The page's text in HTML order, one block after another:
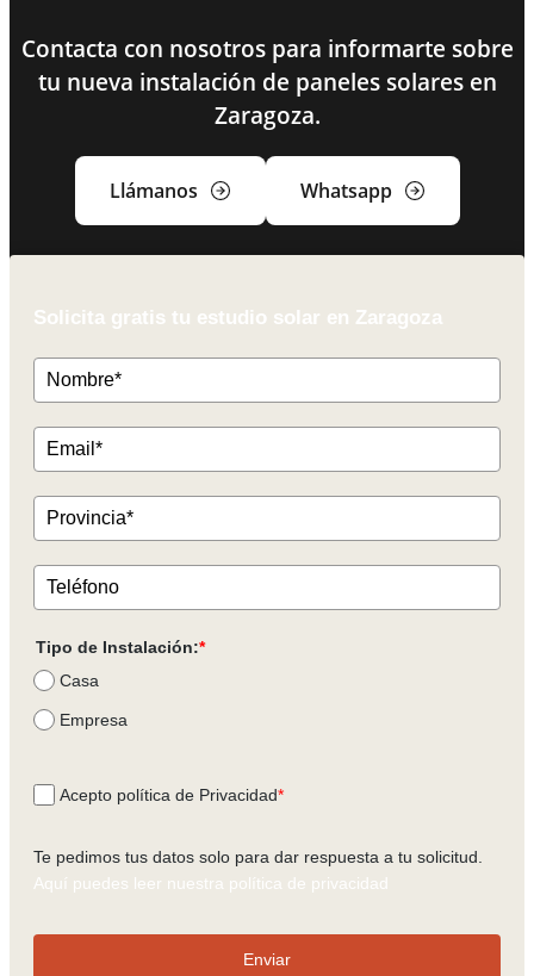
Contacta con nosotros para informarte sobre
tu nueva instalación de paneles solares en
Zaragoza.
Llámanos Whatsapp
Solicita gratis tu estudio solar en Zaragoza
Tipo de Instalación:*
Casa
Empresa
Acepto política de Privacidad*
Te pedimos tus datos solo para dar respuesta a tu solicitud.
Aquí puedes leer nuestra política de privacidad
Enviar